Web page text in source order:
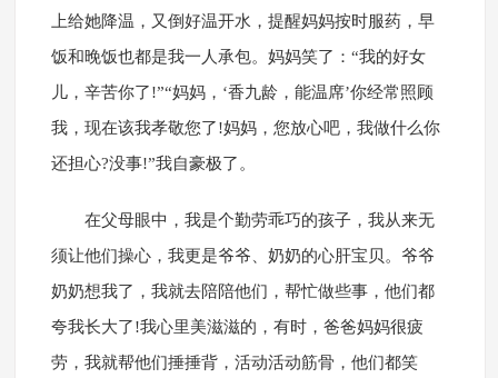
上给她降温，又倒好温开水，提醒妈妈按时服药，早
饭和晚饭也都是我一人承包。妈妈笑了：“我的好女
儿，辛苦你了!”“妈妈，‘香九龄，能温席’你经常照顾
我，现在该我孝敬您了!妈妈，您放心吧，我做什么你
还担心?没事!”我自豪极了。
在父母眼中，我是个勤劳乖巧的孩子，我从来无
须让他们操心，我更是爷爷、奶奶的心肝宝贝。爷爷
奶奶想我了，我就去陪陪他们，帮忙做些事，他们都
夸我长大了!我心里美滋滋的，有时，爸爸妈妈很疲
劳，我就帮他们捶捶背，活动活动筋骨，他们都笑